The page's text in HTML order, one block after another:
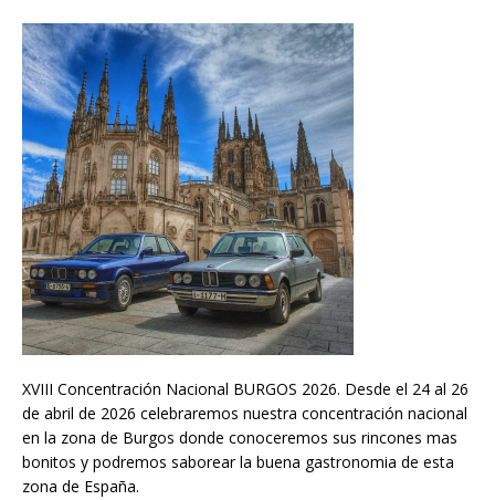
XVIII Concentración Nacional BURGOS 2026. Desde el 24 al 26
de abril de 2026 celebraremos nuestra concentración nacional
en la zona de Burgos donde conoceremos sus rincones mas
bonitos y podremos saborear la buena gastronomia de esta
zona de España.